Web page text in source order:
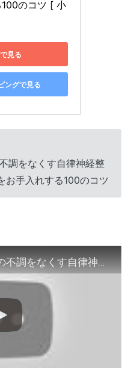
のコツ [ 小
見る
ングで見る
調をなくす自律神経整
お手入れする100のコツ
【本の解説】 オトナ女子の不調をなくす自律神経整え方BOOK ココロとカラダをお手入れする100のコツ